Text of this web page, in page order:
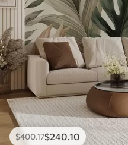
$400.17$240 .10